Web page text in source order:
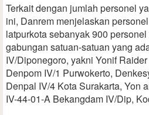
Terkait dengan jumlah personel
ini, Danrem menjelaskan
latpurkota sebanyak 900
gabungan satuan-satuan yang
IV/Diponegoro, yakni Yonif
Denpom IV/1 Purwokerto,
Denpal IV/4 Kota Surakarta, Yon
IV-44-01-A Bekangdam IV/Dip,